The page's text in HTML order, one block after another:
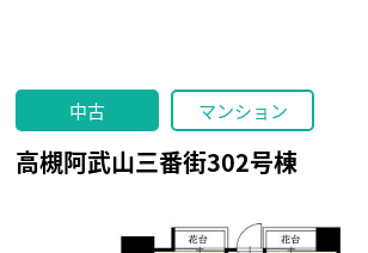
中古 マンション
高槻阿武山三番街302号棟